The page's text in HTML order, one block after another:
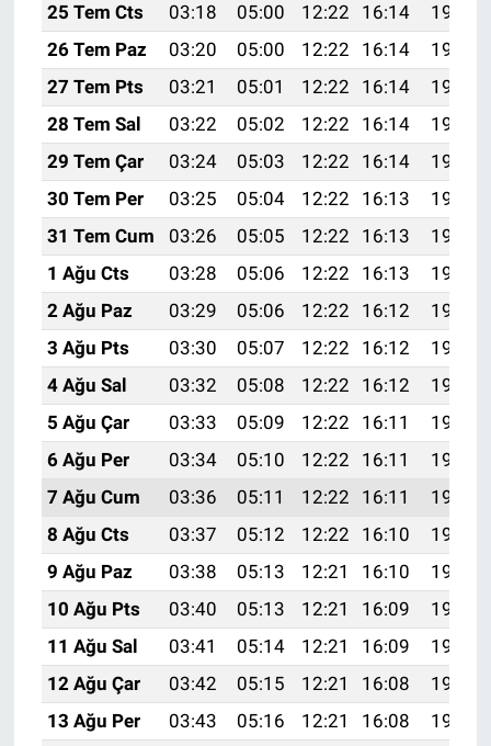
25 Tem Cts
03:18 05:00 12:22 16:14
19:35
26 Tem Paz
03:20 05:00 12:22 16:14
19:34
27 Tem Pts
03:21 05:01 12:22 16:14
19:34
28 Tem Sal
03:22 05:02 12:22 16:14
19:33
29 Tem Çar
03:24 05:03 12:22 16:14
19:32
30 Tem Per
03:25 05:04 12:22 16:13
19:31
31 Tem Cum
03:26 05:05 12:22 16:13
19:30
1 Ağu Cts
03:28 05:06 12:22 16:13
19:29
2 Ağu Paz
03:29 05:06 12:22 16:12
19:28
3 Ağu Pts
03:30 05:07 12:22 16:12
19:27
4 Ağu Sal
03:32 05:08 12:22 16:12
19:26
5 Ağu Çar
03:33 05:09 12:22 16:11
19:25
6 Ağu Per
03:34 05:10 12:22 16:11
19:24
7 Ağu Cum
03:36 05:11 12:22 16:11
19:23
8 Ağu Cts
03:37 05:12 12:22 16:10
19:22
9 Ağu Paz
03:38 05:13 12:21 16:10
19:20
10 Ağu Pts
03:40 05:13 12:21 16:09
19:19
11 Ağu Sal
03:41 05:14 12:21 16:09
19:18
12 Ağu Çar
03:42 05:15 12:21 16:08
19:17
13 Ağu Per
03:43 05:16 12:21 16:08
19:16